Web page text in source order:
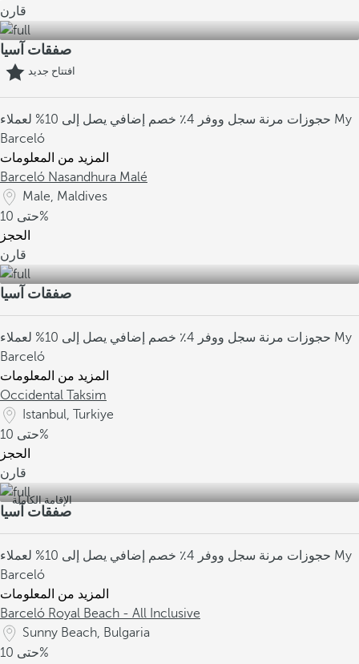
قارن
صفقات آسيا
افتتاح جديد
حجوزات مرنة سجل ووفر 4٪
خصم إضافي يصل إلى 10% لعملاء My
Barceló
المزيد من المعلومات
Barceló Nasandhura Malé
Male, Maldives
حتى10%
الحجز
قارن
صفقات آسيا
حجوزات مرنة سجل ووفر 4٪
خصم إضافي يصل إلى 10% لعملاء My
Barceló
المزيد من المعلومات
Occidental Taksim
Istanbul, Turkiye
حتى10%
الحجز
قارن
الإقامة الكاملة
صفقات آسيا
حجوزات مرنة سجل ووفر 4٪
خصم إضافي يصل إلى 10% لعملاء My
Barceló
المزيد من المعلومات
Barceló Royal Beach - All Inclusive
Sunny Beach, Bulgaria
حتى10%